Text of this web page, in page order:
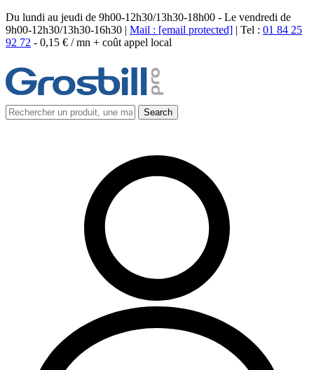
Du lundi au jeudi de 9h00-12h30/13h30-18h00 - Le vendredi de
9h00-12h30/13h30-16h30 | Mail : [email protected] | Tel : 01 84 25
92 72 - 0,15 € / mn + coût appel local